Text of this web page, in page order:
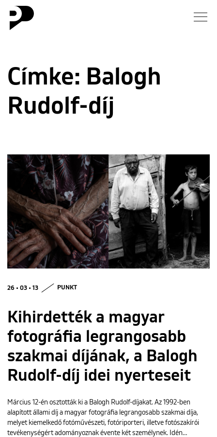
Galéria
Interjú
Rólunk
ENGLISH
Címke: Balogh
Rudolf-díj
26 • 03 • 13 PUNKT
Kihirdették a magyar
fotográfia legrangosabb
szakmai díjának, a Balogh
Rudolf-díj idei nyerteseit
Március 12-én osztották ki a Balogh Rudolf-díjakat. Az 1992-ben
alapított állami díj a magyar fotográfia legrangosabb szakmai díja,
melyet kiemelkedő fotóművészeti, fotóriporteri, illetve fotószakírói
tevékenységért adományoznak évente két személynek. Idén…